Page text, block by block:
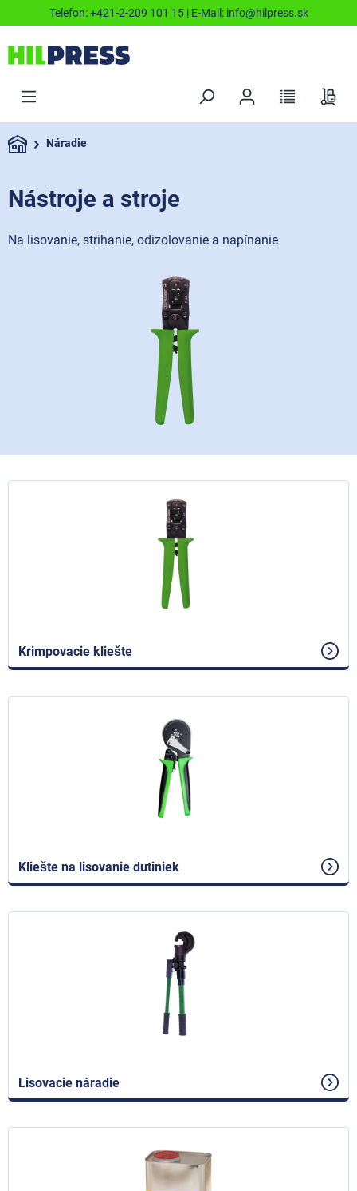
Telefon:+421-2-209 101 15| E-Mail: info@hilpress.sk
Náradie
Nástroje a stroje
Na lisovanie, strihanie, odizolovanie a napínanie
Krimpovacie kliešte
Kliešte na lisovanie dutiniek
Lisovacie náradie